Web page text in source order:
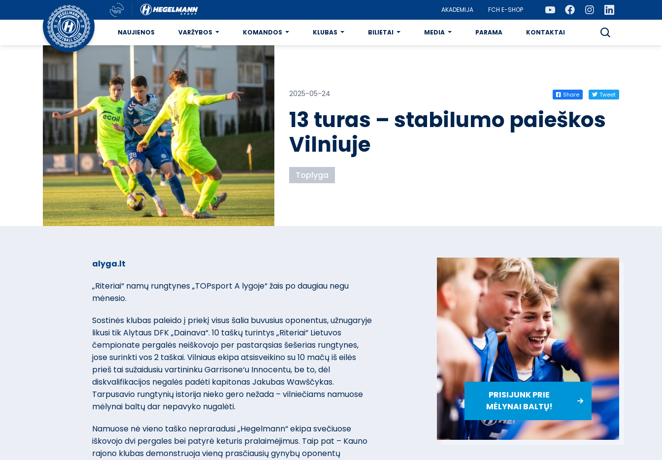
NAUJIENOS VARŽYBOS KOMANDOS KLUBAS BILIETAI MEDIA PARAMA KONTAKTAI
AKADEMIJA FCH E-SHOP
2025-05-24 Share Tweet
13 turas – stabilumo paieškos
Vilniuje
Toplyga
alyga.lt
„Riteriai“ namų rungtynes „TOPsport A lygoje“ žais po daugiau negu
mėnesio.
Sostinės klubas paleido į priekį visus šalia buvusius oponentus, užnugaryje
likusi tik Alytaus DFK „Dainava“. 10 taškų turintys „Riteriai“ Lietuvos
čempionate pergalės neiškovojo per pastarąsias šešerias rungtynes,
jose surinkti vos 2 taškai. Vilniaus ekipa atsisveikino su 10 mačų iš eilės
prieš tai sužaidusiu vartininku Garrisone‘u Innocentu, be to, dėl
diskvalifikacijos negalės padėti kapitonas Jakubas Wawščykas.
Tarpusavio rungtynių istorija nieko gero nežada – vilniečiams namuose
mėlynai baltų dar nepavyko nugalėti.
Namuose nė vieno taško nepraradusi „Hegelmann“ ekipa svečiuose
iškovojo dvi pergales bei patyrė keturis pralaimėjimus. Taip pat – Kauno
rajono klubas demonstruoja vieną prasčiausių gynybų oponentų
PRISIJUNK PRIE
MĖLYNAI BALTŲ!